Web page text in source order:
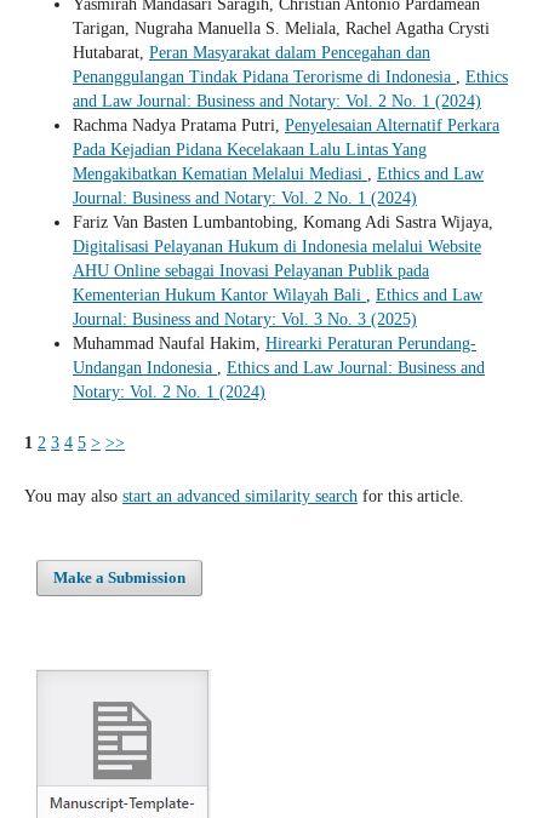
Yasmirah Mandasari Saragih, Christian Antonio Pardamean
Tarigan, Nugraha Manuella S. Meliala, Rachel Agatha Crysti
Hutabarat, Peran Masyarakat dalam Pencegahan dan
Penanggulangan Tindak Pidana Terorisme di Indonesia
Ethics
and Law Journal: Business and Notary: Vol. 2 No. 1 (2024)
Rachma Nadya Pratama Putri, Penyelesaian Alternatif Perkara
Pada Kejadian Pidana Kecelakaan Lalu Lintas Yang
Mengakibatkan Kematian Melalui Mediasi
Ethics and Law
Journal: Business and Notary: Vol. 2 No. 1 (2024)
Fariz Van Basten Lumbantobing, Komang Adi Sastra Wijaya,
Digitalisasi Pelayanan Hukum di Indonesia melalui Website
AHU Online sebagai Inovasi Pelayanan Publik pada
Kementerian Hukum Kantor Wilayah Bali
Ethics and Law
Journal: Business and Notary: Vol. 3 No. 3 (2025)
Muhammad Naufal Hakim, Hirearki Peraturan Perundang-
Undangan Indonesia
Ethics and Law Journal: Business and
Notary: Vol. 2 No. 1 (2024)
1 2 3 4 5 > >>
You may also start an advanced similarity search for this article.
Make a Submission